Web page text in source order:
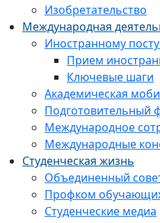
Изобретательство
Международная
Иностранному
Прием
Ключевые шаги
Академическая
Подготовительный
Международное
Международные
Студенческая жизнь
Объединенный
Профком
Студенческие медиа